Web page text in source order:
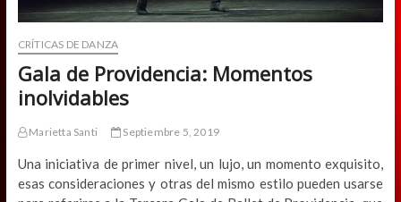
CRÍTICAS DE DANZA
Gala de Providencia: Momentos
inolvidables
Marietta Santi Septiembre 5, 2019
Una iniciativa de primer nivel, un lujo, un momento exquisito,
esas consideraciones y otras del mismo estilo pueden usarse